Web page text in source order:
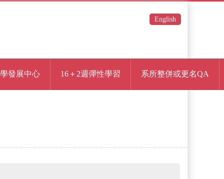
English
發展中心 16＋2週彈性學習 系所整併或更名QA